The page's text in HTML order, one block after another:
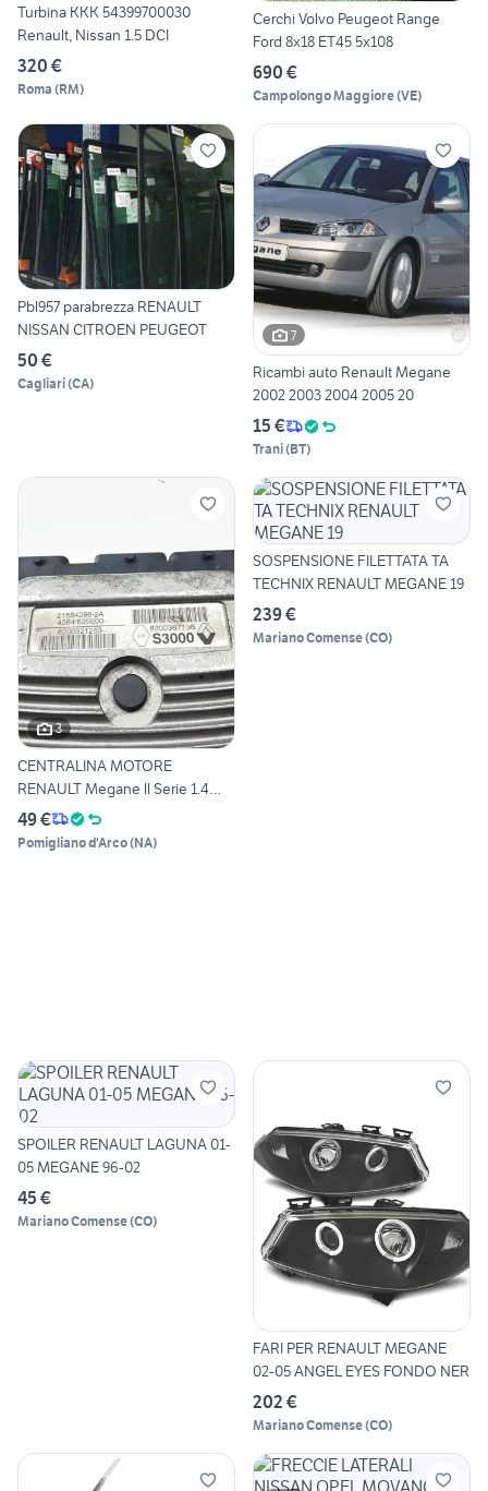
Turbina KKK 54399700030
Renault, Nissan 1.5 DCI
320 €
Roma (RM)
Cerchi Volvo Peugeot Range
Ford 8x18 ET45 5x108
690 €
Campolongo Maggiore(VE)
Pbl957 parabrezza RENAULT
NISSAN CITROEN PEUGEOT
50 €
Cagliari(CA)
7
Ricambi auto Renault Megane
2002 2003 2004 2005 20
15 €
Trani(BT)
3
CENTRALINA MOTORE
RENAULT Megane ll Serie 1.4
Benz
49 €
Pomigliano d'Arco(NA)
SOSPENSIONE FILETTATA TA
TECHNIX RENAULT MEGANE 19
239 €
Mariano Comense(CO)
SPOILER RENAULT LAGUNA 01-
05 MEGANE 96-02
45 €
Mariano Comense(CO)
FARI PER RENAULT MEGANE
02-05 ANGEL EYES FONDO NER
202 €
Mariano Comense(CO)